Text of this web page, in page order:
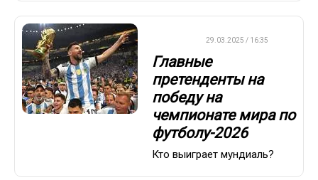
29.03.2025 / 16:35
Главные
претенденты на
победу на
чемпионате мира по
футболу-2026
Кто выиграет мундиаль?